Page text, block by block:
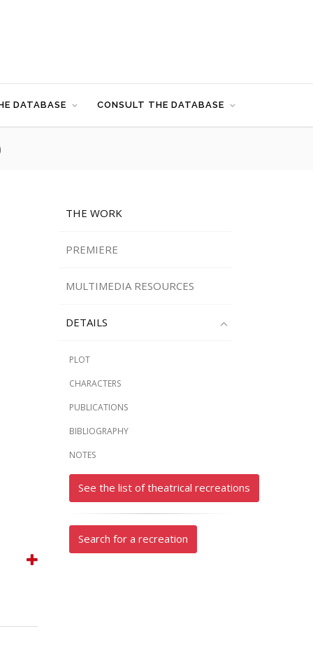
DATABASE CONSULT THE DATABASE
THE WORK
PREMIERE
MULTIMEDIA RESOURCES
DETAILS
PLOT
CHARACTERS
PUBLICATIONS
BIBLIOGRAPHY
NOTES
See the list of theatrical recreations
Search for a recreation